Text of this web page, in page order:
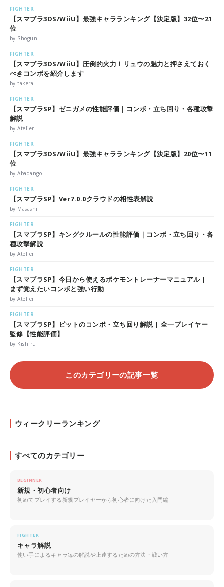
FIGHTER
【スマブラ3DS/WiiU】最強キャラランキング【決定版】32位〜21
位
by Shogun
FIGHTER
【スマブラ3DS/WiiU】圧倒的火力！リュウの魅力と押さえておく
べきコンボを紹介します
by takera
FIGHTER
【スマブラSP】ゼニガメの性能評価｜コンボ・立ち回り・各種攻撃
解説
by Atelier
FIGHTER
【スマブラ3DS/WiiU】最強キャラランキング【決定版】20位〜11
位
by Abadango
FIGHTER
【スマブラSP】Ver7.0.0クラウドの相性表解説
by Masashi
FIGHTER
【スマブラSP】キングクルールの性能評価｜コンボ・立ち回り・各
種攻撃解説
by Atelier
FIGHTER
【スマブラSP】今日から使えるポケモントレーナーマニュアル |
まず覚えたいコンボと強い行動
by Atelier
FIGHTER
【スマブラSP】ピットのコンボ・立ち回り解説 | 全一プレイヤー
監修【性能評価】
by Kishiru
このカテゴリーの記事一覧
ウィークリーランキング
すべてのカテゴリー
BEGINNER
新規・初心者向け
初めてプレイする新規プレイヤーから初心者に向けた入門編
FIGHTER
キャラ解説
使い手によるキャラ毎の解説や上達するための方法・戦い方